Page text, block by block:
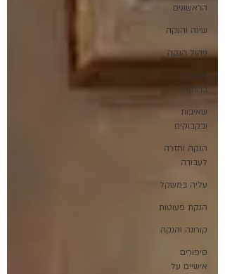
הראשונים
שינה והנקה
ניהול הנקה
אתגרים
בהנקה
שאיבות
ובקבוקים
הנקה וחזרה
לעבודה
עליה במשקל
הנקת פעוטות
קורונה והנקה
סיפורים
אישיים על